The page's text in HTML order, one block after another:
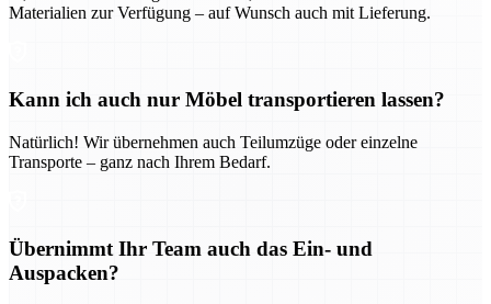
Materialien zur Verfügung – auf Wunsch auch mit Lieferung.
Kann ich auch nur Möbel transportieren lassen?
Natürlich! Wir übernehmen auch Teilumzüge oder einzelne
Transporte – ganz nach Ihrem Bedarf.
Übernimmt Ihr Team auch das Ein- und
Auspacken?